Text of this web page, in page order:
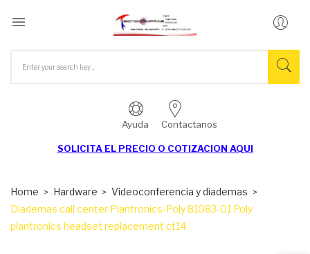

Ayuda Contactanos
SOLICITA EL PRECIO O COTIZACION AQUI
Home Hardware
Videoconferencia y diademas
Diademas call center Plantronics-Poly 81083-01 Poly
plantronics headset replacement ct14